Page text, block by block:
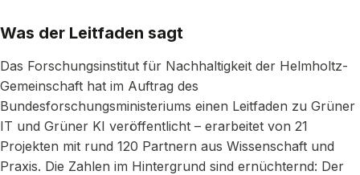
Was der Leitfaden sagt
Das Forschungsinstitut für Nachhaltigkeit der Helmholtz-
Gemeinschaft hat im Auftrag des
Bundesforschungsministeriums einen Leitfaden zu Grüner
IT und Grüner KI veröffentlicht – erarbeitet von 21
Projekten mit rund 120 Partnern aus Wissenschaft und
Praxis. Die Zahlen im Hintergrund sind ernüchternd: Der